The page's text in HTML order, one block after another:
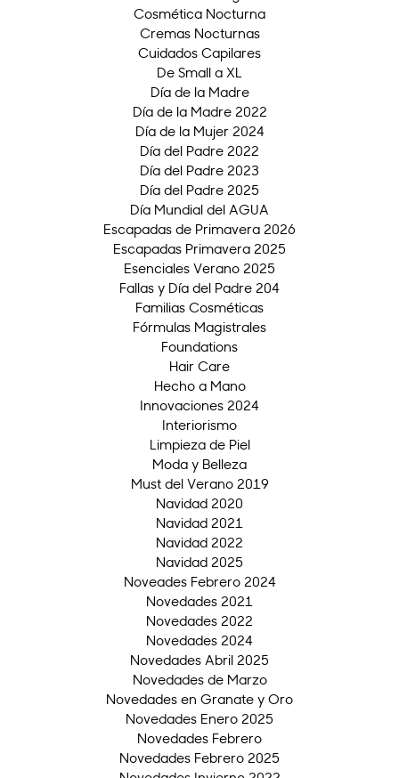
Cosmética Nocturna
Cremas Nocturnas
Cuidados Capilares
De Small a XL
Día de la Madre
Día de la Madre 2022
Día de la Mujer 2024
Día del Padre 2022
Día del Padre 2023
Día del Padre 2025
Día Mundial del AGUA
Escapadas de Primavera 2026
Escapadas Primavera 2025
Esenciales Verano 2025
Fallas y Día del Padre 204
Familias Cosméticas
Fórmulas Magistrales
Foundations
Hair Care
Hecho a Mano
Innovaciones 2024
Interiorismo
Limpieza de Piel
Moda y Belleza
Must del Verano 2019
Navidad 2020
Navidad 2021
Navidad 2022
Navidad 2025
Noveades Febrero 2024
Novedades 2021
Novedades 2022
Novedades 2024
Novedades Abril 2025
Novedades de Marzo
Novedades en Granate y Oro
Novedades Enero 2025
Novedades Febrero
Novedades Febrero 2025